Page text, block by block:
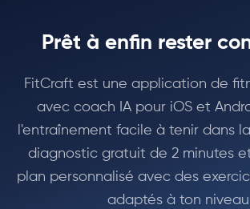
Prêt à enfin rester
FitCraft est une application de
avec coach IA pour iOS et
l'entraînement facile à tenir dans
diagnostic gratuit de 2 minutes
plan personnalisé avec des
adaptés à ton